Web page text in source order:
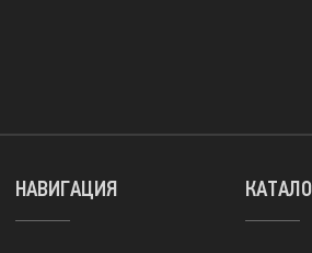
НАВИГАЦИЯ